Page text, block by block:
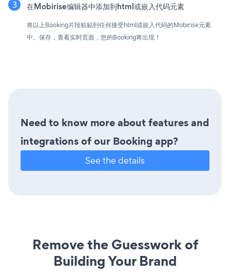
在Mobirise编辑器中添加到html或嵌入代码元素
将以上Booking片段粘贴到任何接受html或嵌入代码的Mobirise元素
中。保存，查看实时页面，您的Booking将出现！
Need to know more about features and
integrations of our Booking app?
See the details
Remove the Guesswork of
Building Your Brand